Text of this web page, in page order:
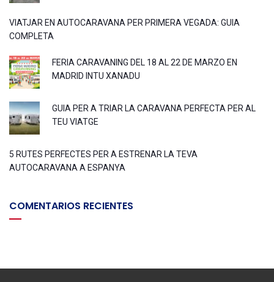
VIATJAR EN AUTOCARAVANA PER PRIMERA VEGADA: GUIA
COMPLETA
FERIA CARAVANING DEL 18 AL 22 DE MARZO EN
MADRID INTU XANADU
GUIA PER A TRIAR LA CARAVANA PERFECTA PER AL
TEU VIATGE
5 RUTES PERFECTES PER A ESTRENAR LA TEVA
AUTOCARAVANA A ESPANYA
COMENTARIOS RECIENTES